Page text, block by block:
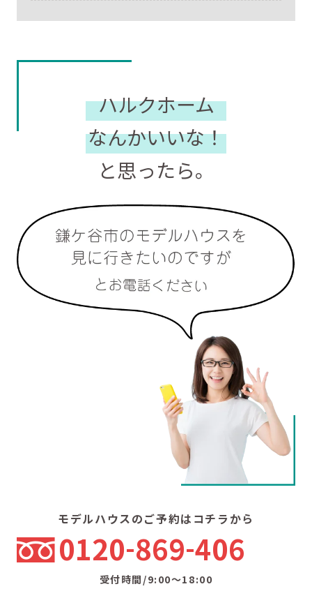
ハルクホーム
なんかいいな！
と思ったら。
モデルハウスのご予約はコチラから
0120 869 406
受付時間/9:00〜18:00